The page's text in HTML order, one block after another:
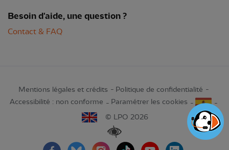
Besoin d'aide, une question ?
Contact & FAQ
Mentions légales et crédits
Politique de confidentialité
Accessibilité : non conforme
Paramétrer les cookies
© LPO 2026
Renforcer les contrastes